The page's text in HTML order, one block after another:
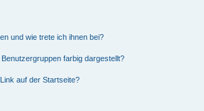
und wie trete ich ihnen bei?
farbig dargestellt?
auf der Startseite?